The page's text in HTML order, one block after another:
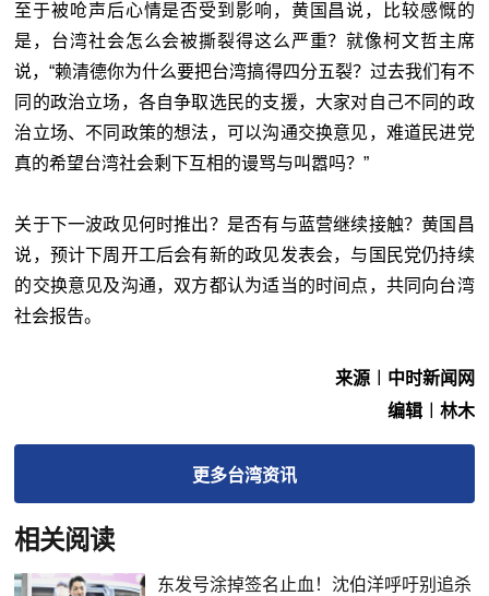
至于被呛声后心情是否受到影响，黄国昌说，比较感慨的
是，台湾社会怎么会被撕裂得这么严重？就像柯文哲主席
说，“赖清德你为什么要把台湾搞得四分五裂？过去我们有不
同的政治立场，各自争取选民的支援，大家对自己不同的政
治立场、不同政策的想法，可以沟通交换意见，难道民进党
真的希望台湾社会剩下互相的谩骂与叫嚣吗？”
关于下一波政见何时推出？是否有与蓝营继续接触？黄国昌
说，预计下周开工后会有新的政见发表会，与国民党仍持续
的交换意见及沟通，双方都认为适当的时间点，共同向台湾
社会报告。
来源︱中时新闻网
编辑︱林木
更多台湾资讯
相关阅读
东发号涂掉签名止血！沈伯洋呼吁别追杀